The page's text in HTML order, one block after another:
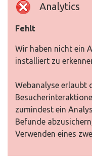
Analytics
Fehlt
Wir haben nicht ein
installiert zu
Webanalyse erlaubt
zumindest ein
Befunde
Verwenden eines